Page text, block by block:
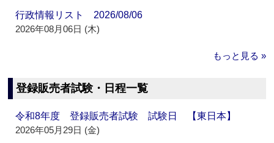
行政情報リスト 2026/08/06
2026年08月06日 (木)
もっと見る »
登録販売者試験・日程一覧
令和8年度 登録販売者試験 試験日 【東日本】
2026年05月29日 (金)